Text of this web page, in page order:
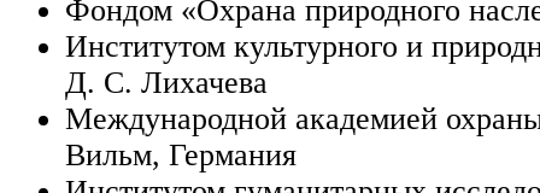
Фондом «Охрана природного
Институтом культурного и
Д. С. Лихачева
Международной академией
Вильм, Германия